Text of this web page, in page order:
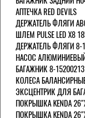
АПТЕЧКА RED DEVILS
ДЕРЖАТЕЛЬ ФЛЯГИ АВС
ШЛЕМ PULSE LED X8
ДЕРЖАТЕЛЬ ФЛЯГИ 8-
НАСОС
БАГАЖНИК 8-15200213
КОЛЕСА
ЭКСЦЕНТРИК ДЛЯ
ПОКРЫШКА KENDA
ПОКРЫШКА KENDA